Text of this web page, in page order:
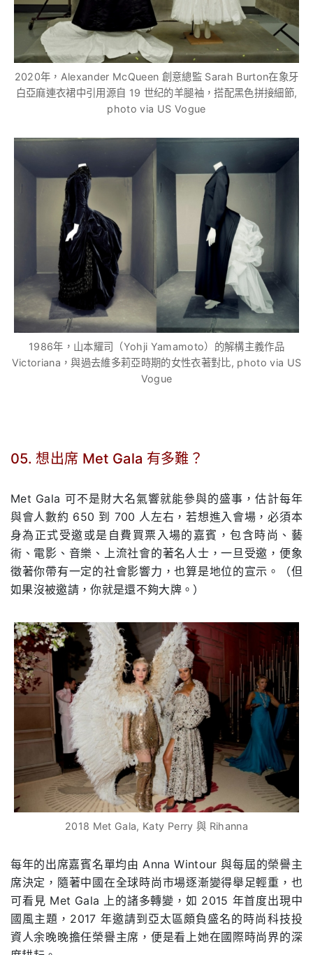
2020年，Alexander McQueen 創意總監 Sarah Burton在象牙
白亞麻連衣裙中引用源自 19 世纪的羊腿袖，搭配黑色拼接細節,
photo via US Vogue
1986年，山本耀司（Yohji Yamamoto）的解構主義作品
Victoriana，與過去維多莉亞時期的女性衣著對比, photo via US
Vogue
05. 想出席 Met Gala 有多難？
Met Gala 可不是財大名氣響就能參與的盛事，估計每年
與會人數約 650 到 700 人左右，若想進入會場，必須本
身為正式受邀或是自費買票入場的嘉賓，包含時尚、藝
術、電影、音樂、上流社會的著名人士，一旦受邀，便象
徵著你帶有一定的社會影響力，也算是地位的宣示。（但
如果沒被邀請，你就是還不夠大牌。）
2018 Met Gala, Katy Perry 與 Rihanna
每年的出席嘉賓名單均由 Anna Wintour 與每屆的榮譽主
席決定，隨著中國在全球時尚市場逐漸變得舉足輕重，也
可看見 Met Gala 上的諸多轉變，如 2015 年首度出現中
國風主題，2017 年邀請到亞太區頗負盛名的時尚科技投
資人余晚晚擔任榮譽主席，便是看上她在國際時尚界的深